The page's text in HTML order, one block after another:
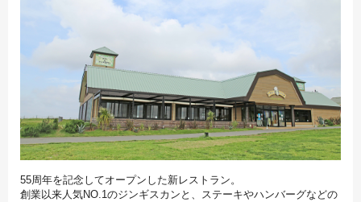
55周年を記念してオープンした新レストラン。
創業以来人気NO.1のジンギスカンと、ステーキやハンバーグなどの